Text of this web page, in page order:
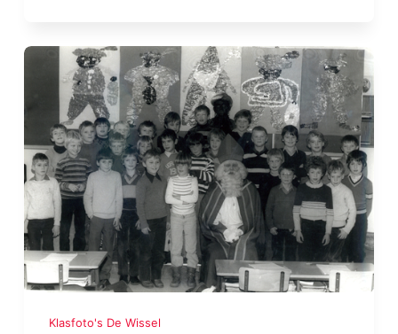
Klasfoto's De Wissel